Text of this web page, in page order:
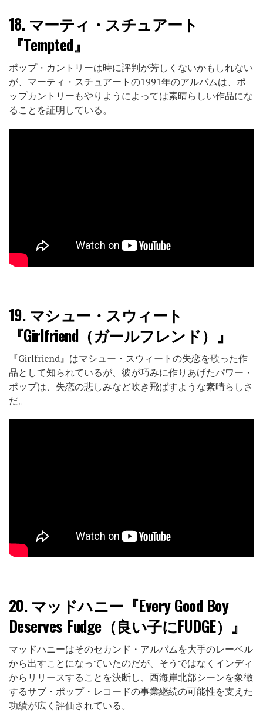
18. マーティ・スチュアート
『Tempted』
ポップ・カントリーは時に評判が芳しくないかもしれない
が、マーティ・スチュアートの1991年のアルバムは、ポ
ップカントリーもやりようによっては素晴らしい作品にな
ることを証明している。
19. マシュー・スウィート
『Girlfriend（ガールフレンド）』
『Girlfriend』はマシュー・スウィートの失恋を歌った作
品として知られているが、彼が巧みに作りあげたパワー・
ポップは、失恋の悲しみなど吹き飛ばすような素晴らしさ
だ。
20. マッドハニー『Every Good Boy
Deserves Fudge（良い子にFUDGE）』
マッドハニーはそのセカンド・アルバムを大手のレーベル
から出すことになっていたのだが、そうではなくインディ
からリリースすることを決断し、西海岸北部シーンを象徴
するサブ・ポップ・レコードの事業継続の可能性を支えた
功績が広く評価されている。